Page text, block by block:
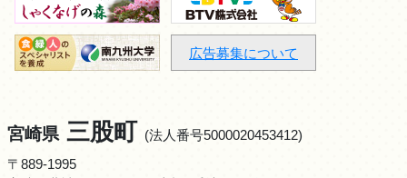
広告募集について
宮崎県 三股町 (法人番号5000020453412)
〒889-1995